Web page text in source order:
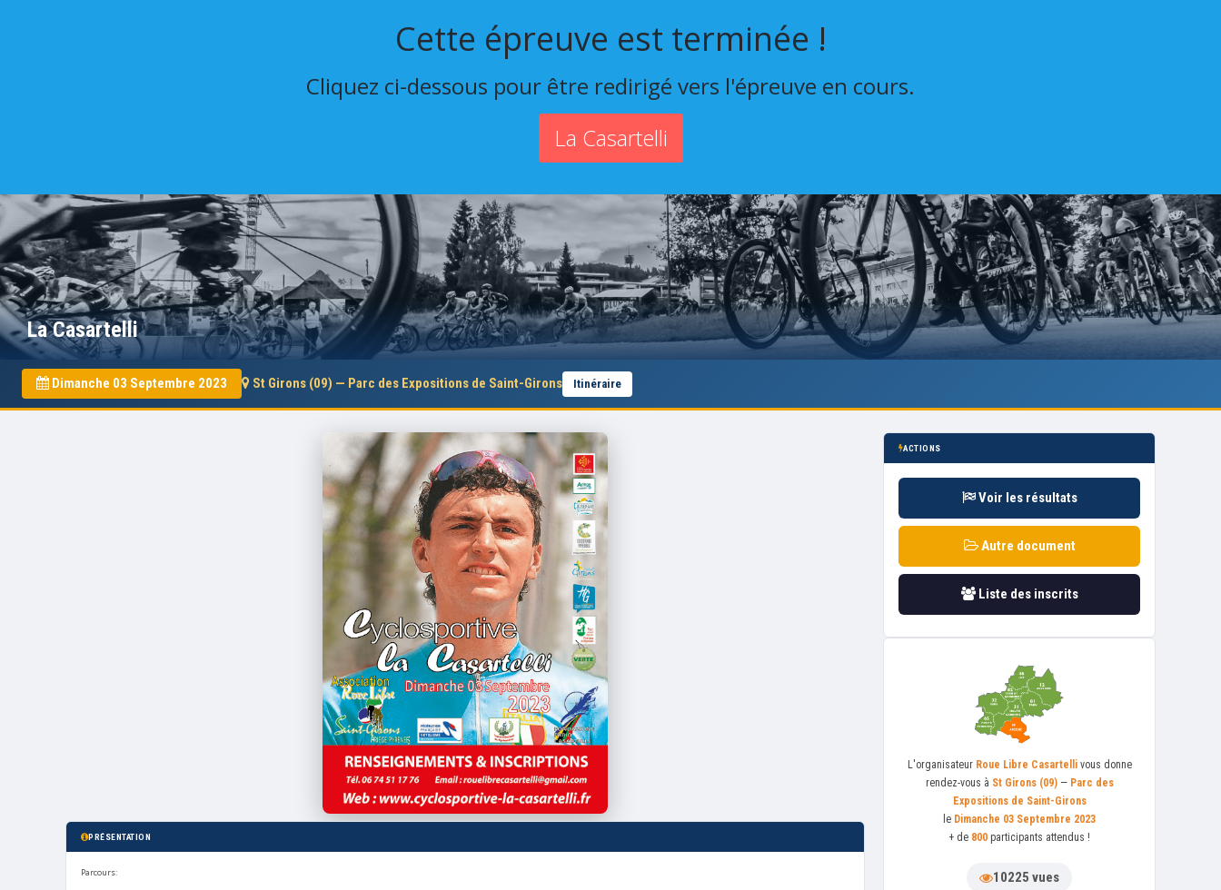
Cette épreuve est terminée !
Cliquez ci-dessous pour être redirigé vers l'épreuve en cours.
La Casartelli
La Casartelli
Dimanche 03 Septembre 2023 St Girons (09) — Parc des Expositions de Saint-Girons Itinéraire
PRÉSENTATION
Parcours:
ACTIONS
Voir les résultats
Autre document
Liste des inscrits
L'organisateur Roue Libre Casartellivous donne
rendez-vous à St Girons (09)— Parc des
Expositions de Saint-Girons
le Dimanche 03 Septembre 2023
+ de 800 participants attendus !
10225 vues